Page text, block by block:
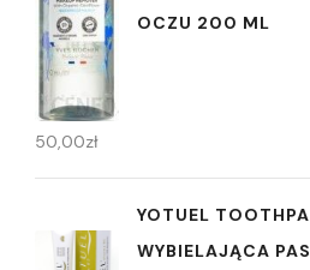
OCZU 200 ML
50,00zł
YOTUEL
WYBIELAJĄCA